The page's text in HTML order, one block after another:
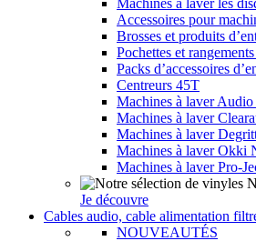
Machines à laver les
Accessoires pour
Brosses et produits
Pochettes et
Packs d’accessoires
Centreurs 45T
Machines à laver
Machines à laver
Machines à laver
Machines à laver Okki
Machines à laver Pro-
Je découvre
Cables audio, cable alimentation
NOUVEAUTÉS